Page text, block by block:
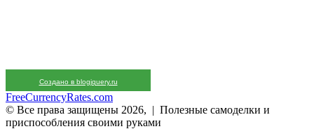
Создано в blogjquery.ru
FreeCurrencyRates.com
© Все права защищены 2026, | Полезные самоделки и
приспособления своими руками